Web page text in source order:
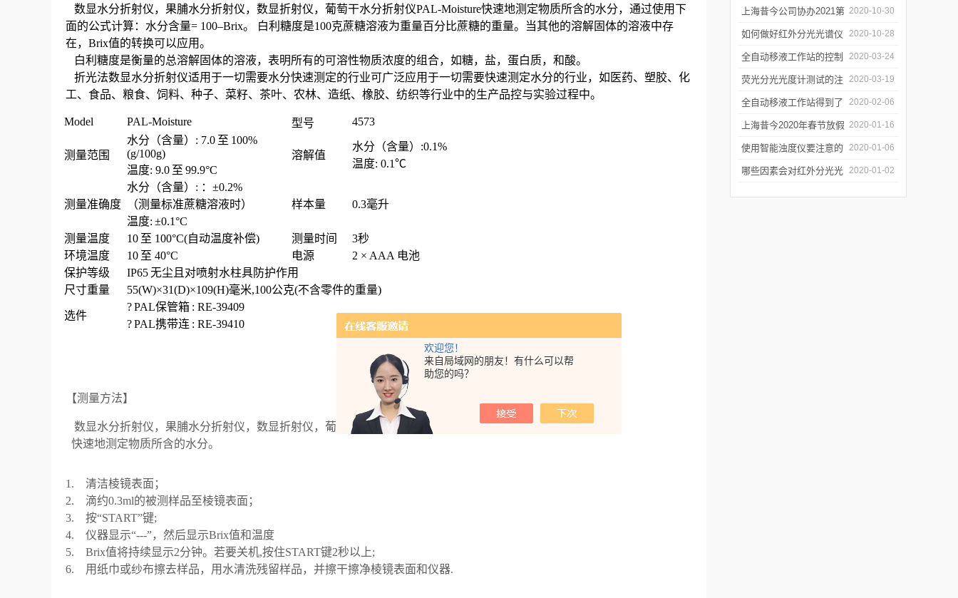
欢迎您！
来自局域网的朋友！有什么可以帮
助您的吗？
三种移液方式
上海昔今公司协办2021第
二届上海沪助科研圈发展
年会
2020-10-30
如何做好红外分光光谱仪
的防潮工作
2020-10-28
全自动移液工作站的控制
软件有哪些特点
2020-03-24
荧光分光光度计测试的注
意事项有哪些
2020-03-19
全自动移液工作站得到了
广泛的应用
2020-02-06
上海昔今2020年春节放假
通知
2020-01-16
使用智能浊度仪要注意的
几个要点
2020-01-06
哪些因素会对红外分光光 2020-01-02
数显水分折射仪，果脯水分折射仪，数显折射仪，葡萄干水分折射仪PAL-Moisture快速地测定物质所含的水分，通过使用下
面的公式计算：水分含量= 100–Brix。 白利糖度是100克蔗糖溶液为重量百分比蔗糖的重量。当其他的溶解固体的溶液中存
在， Brix值的转换可以应用。
白利糖度是衡量的总溶解固体的溶液，表明所有的可溶性物质浓度的组合，如糖，盐，蛋白质，和酸。
折光法数显水分折射仪适用于一切需要水分快速测定的行业可广泛应用于一切需要快速测定水分的行业，如医药、塑胶、化
工、食品、粮食、饲料、种子、菜籽、茶叶、农林、造纸、橡胶、纺织等行业中的生产品控与实验过程中。
Model PAL-Moisture 型号 4573
测量范围
水分（含量） : 7.0 至 100%
(g/100g)
温度: 9.0 至 99.9°C
溶解值
水分（含量） :0.1%
温度: 0.1℃
测量准确度
水分（含量） : ： ±0.2%
（测量标准蔗糖溶液时）
温度: ±0.1°C
样本量 0.3毫升
测量温度 10 至 100°C(自动温度补偿) 测量时间 3秒
环境温度
10 至 40°C 电源 2 × AAA 电池
保护等级
IP65无尘且对喷射水柱具防护作用
尺寸重量
55(W)×31(D)×109(H)毫米,100公克(不含零件的重量)
选件
?PAL保管箱 : RE-39409
?PAL携带连 : RE-39410
【测量方法】
数显水分折射仪，果脯水分折射仪，数显折射仪，葡萄干水分折射仪
PAL-Moisture
快速地测定物质所含的水分。
1. 清洁棱镜表面；
2. 滴约0.3ml的被测样品至棱镜表面；
3. 按“START”键;
4. 仪器显示“---”，然后显示Brix值和温度
5. Brix值将持续显示2分钟。若要关机,按住START键2秒以上;
6. 用纸巾或纱布擦去样品，用水清洗残留样品，并擦干擦净棱镜表面和仪器.